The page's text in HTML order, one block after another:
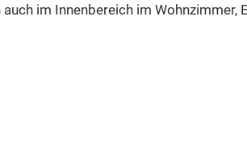
im Innenbereich im